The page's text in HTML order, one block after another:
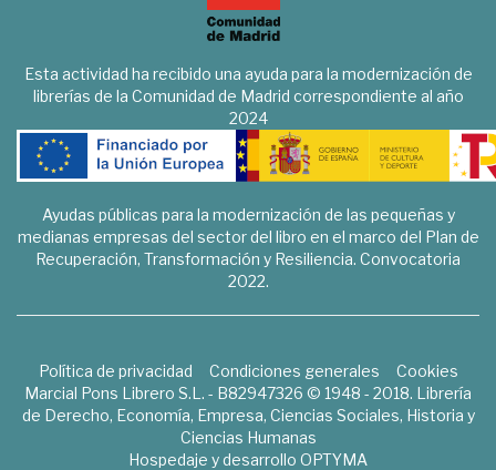
Esta actividad ha recibido una ayuda para la modernización de
librerías de la Comunidad de Madrid correspondiente al año
2024
Ayudas públicas para la modernización de las pequeñas y
medianas empresas del sector del libro en el marco del Plan de
Recuperación, Transformación y Resiliencia. Convocatoria
2022.
Política de privacidad Condiciones generales
Cookies
Marcial Pons Librero S.L. - B82947326 © 1948 - 2018. Librería
de Derecho, Economía, Empresa, Ciencias Sociales, Historia y
Ciencias Humanas
Hospedaje y desarrollo OPTYMA